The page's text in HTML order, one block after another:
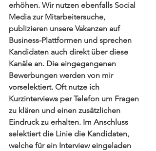
erhöhen. Wir nutzen ebenfalls Social
Media zur Mitarbeitersuche,
publizieren unsere Vakanzen auf
Business-Plattformen und sprechen
Kandidaten auch direkt über diese
Kanäle an. Die eingegangenen
Bewerbungen werden von mir
vorselektiert. Oft nutze ich
Kurzinterviews per Telefon um Fragen
zu klären und einen zusätzlichen
Eindruck zu erhalten. Im Anschluss
selektiert die Linie die Kandidaten,
welche für ein Interview eingeladen